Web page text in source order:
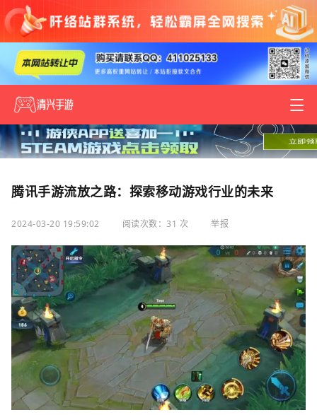
腾讯手游流放之路：探索移动游戏行业的未来
2024-03-20 19:59:02 阅读次数：31 次 举报